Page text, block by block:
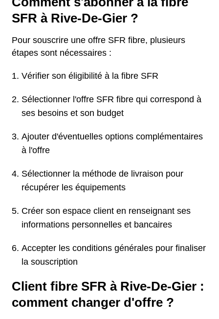
SFR à Rive-De-Gier ?
Pour souscrire une offre SFR fibre, plusieurs
étapes sont nécessaires :
Vérifier son éligibilité à la fibre SFR
Sélectionner l'offre SFR fibre qui correspond à
ses besoins et son budget
Ajouter d'éventuelles options complémentaires
à l'offre
Sélectionner la méthode de livraison pour
récupérer les équipements
Créer son espace client en renseignant ses
informations personnelles et bancaires
Accepter les conditions générales pour finaliser
la souscription
Client fibre SFR à Rive-De-Gier :
comment changer d'offre ?